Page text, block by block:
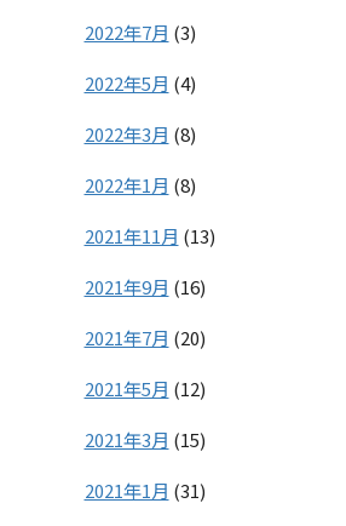
2022年7月 (3)
2022年5月 (4)
2022年3月 (8)
2022年1月 (8)
2021年11月 (13)
2021年9月 (16)
2021年7月 (20)
2021年5月 (12)
2021年3月 (15)
2021年1月 (31)